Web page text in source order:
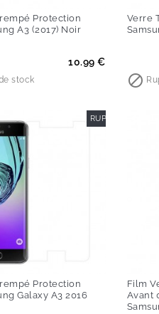
Protection
A3 (2017) Noir
10.99 €
stock
Verre

RUPTURE DE
Protection
Galaxy A3 2016
Film
Avant